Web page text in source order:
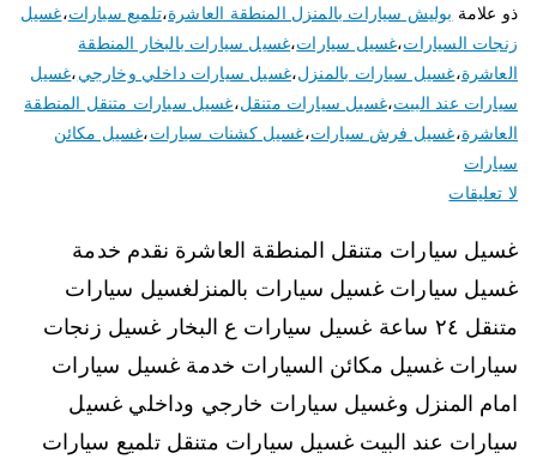
ذو علامة بوليش سيارات بالمنزل المنطقة العاشرة،تلميع سيارات،غسيل
زنجات السيارات،غسيل سيارات،غسيل سيارات بالبخار المنطقة
العاشرة،غسيل سيارات بالمنزل،غسيل سيارات داخلي وخارجي،غسيل
سيارات عند البيت،غسيل سيارات متنقل،غسيل سيارات متنقل المنطقة
العاشرة،غسيل فرش سيارات،غسيل كشنات سيارات،غسيل مكائن
سيارات
لا تعليقات
غسيل سيارات متنقل المنطقة العاشرة نقدم خدمة
غسيل سيارات غسيل سيارات بالمنزلغسيل سيارات
متنقل ٢٤ ساعة غسيل سيارات ع البخار غسيل زنجات
سيارات غسيل مكائن السيارات خدمة غسيل سيارات
امام المنزل وغسيل سيارات خارجي وداخلي غسيل
سيارات عند البيت غسيل سيارات متنقل تلميع سيارات